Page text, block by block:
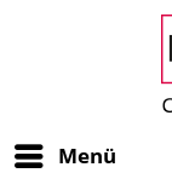
Menü